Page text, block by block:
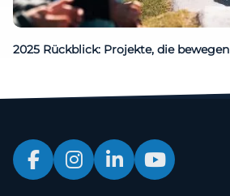
2025 Rückblick: Projekte, die bewegen